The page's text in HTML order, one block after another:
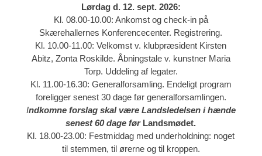
Lørdag d. 12. sept. 2026:
Kl. 08.00-10.00: Ankomst og check-in på
Skærehallernes Konferencecenter. Registrering.
Kl. 10.00-11.00: Velkomst v. klubpræsident Kirsten
Abitz, Zonta Roskilde. Åbningstale v. kunstner Maria
Torp. Uddeling af legater.
Kl. 11.00-16.30: Generalforsamling. Endeligt program
foreligger senest 30 dage før generalforsamlingen.
Indkomne forslag skal være Landsledelsen i hænde
senest 60 dage førLandsmødet.
Kl. 18.00-23.00: Festmiddag med underholdning: noget
til stemmen, til ørerne og til kroppen.